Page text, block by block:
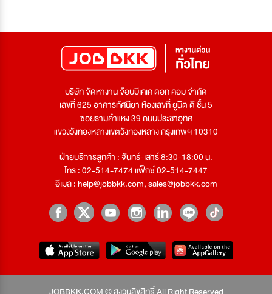
บริษัท จัดหางาน จ๊อบบีเคเค ดอท คอม จำกัด
เลขที่ 625 อาคารทัศนียา ห้องเลขที่ ยูนิต ดี ชั้น 5
ซอยรามคำแหง 39 ถนนประชาอุทิศ
แขวงวังทองหลางเขตวังทองหลาง กรุงเทพฯ 10310
ฝ่ายบริการลูกค้า : จันทร์-เสาร์ 8:30-18:00 น.
โทร : 02-514-7474 แฟ็กซ์ 02-514-7447
อีเมล :help@jobbkk.com,sales@jobbkk.com